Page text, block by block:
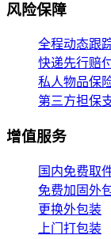
风险保障
全程动态跟
快递先行赔
私人物品保
第三方担保
增值服务
国内免费取
免费加固外
更换外包装
上门打包装